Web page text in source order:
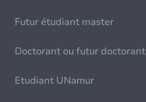
Futur étudiant master
Doctorant ou futur doctorant
Etudiant UNamur